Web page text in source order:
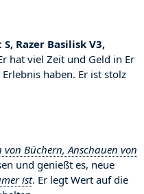
Razer Basilisk V3,
hat viel Zeit und Geld in Er
haben. Er ist stolz
von Büchern, Anschauen von
und genießt es, neue
ist. Er legt Wert auf die